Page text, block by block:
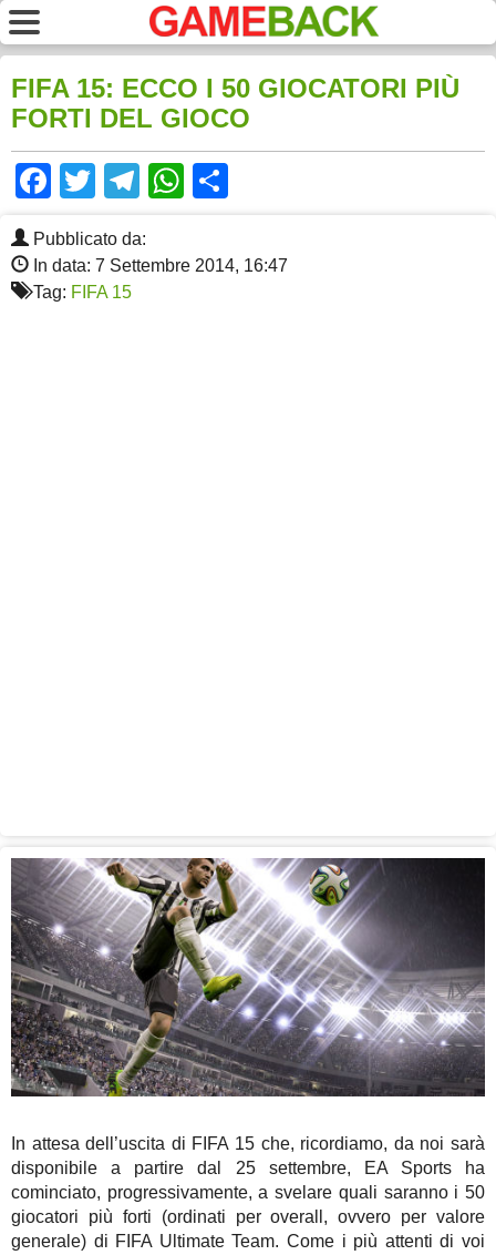
FIFA 15: ECCO I 50 GIOCATORI PIÙ
FORTI DEL GIOCO
Facebook
TwitterTelegram
WhatsApp
Pubblicato da:
In data: 7 Settembre 2014, 16:47
Tag: FIFA 15
In attesa dell’uscita di FIFA 15 che, ricordiamo, da noi sarà
disponibile a partire dal 25 settembre, EA Sports ha
cominciato, progressivamente, a svelare quali saranno i 50
giocatori più forti (ordinati per overall, ovvero per valore
generale) di FIFA Ultimate Team. Come i più attenti di voi